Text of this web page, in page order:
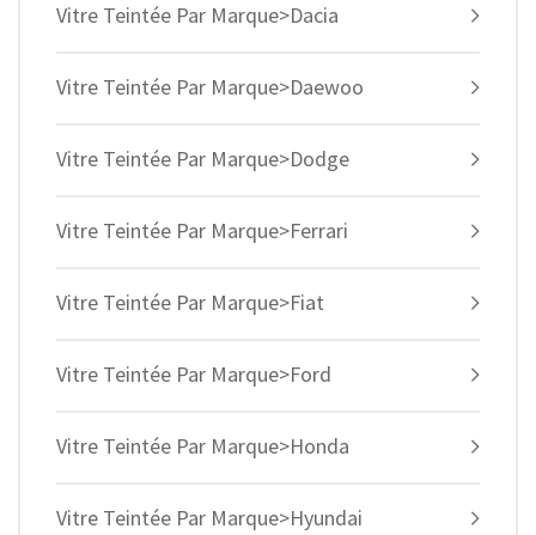
Vitre Teintée Par Marque>Dacia
Vitre Teintée Par Marque>Daewoo
Vitre Teintée Par Marque>Dodge
Vitre Teintée Par Marque>Ferrari
Vitre Teintée Par Marque>Fiat
Vitre Teintée Par Marque>Ford
Vitre Teintée Par Marque>Honda
Vitre Teintée Par Marque>Hyundai